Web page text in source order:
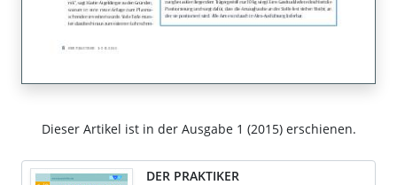
Dieser Artikel ist in der Ausgabe 1 (2015) erschienen.
DER PRAKTIKER